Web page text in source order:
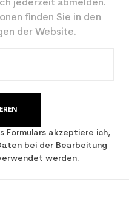
jederzeit abmelden.
finden Sie in den
der Website.
Formulars akzeptiere ich,
bei der Bearbeitung
werden.